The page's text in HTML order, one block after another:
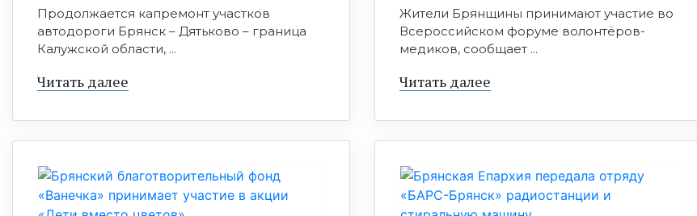
Продолжается капремонт участков
автодороги Брянск – Дятьково – граница
Калужской области, ...
Читать далее
Жители Брянщины принимают участие во
Всероссийском форуме волонтёров-
медиков, сообщает ...
Читать далее